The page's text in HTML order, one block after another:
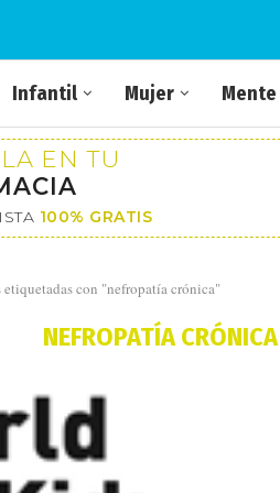
Infantil Mujer Mente
EN TU
100% GRATIS
con "nefropatía crónica"
NEFROPATÍA CRÓNICA